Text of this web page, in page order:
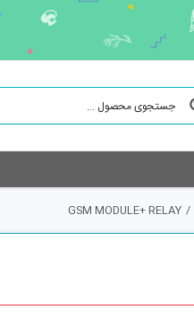
/
GSM MODULE+ RELAY